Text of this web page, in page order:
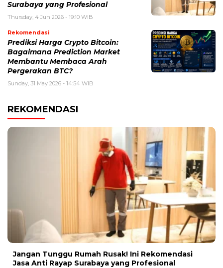
Surabaya yang Profesional
Thursday, 4 Jun 2026 - 19:10 WIB
Rekomendasi
Prediksi Harga Crypto Bitcoin:
Bagaimana Prediction Market
Membantu Membaca Arah
Pergerakan BTC?
Sunday, 31 May 2026 - 14:54 WIB
REKOMENDASI
Jangan Tunggu Rumah Rusak! Ini Rekomendasi
Jasa Anti Rayap Surabaya yang Profesional